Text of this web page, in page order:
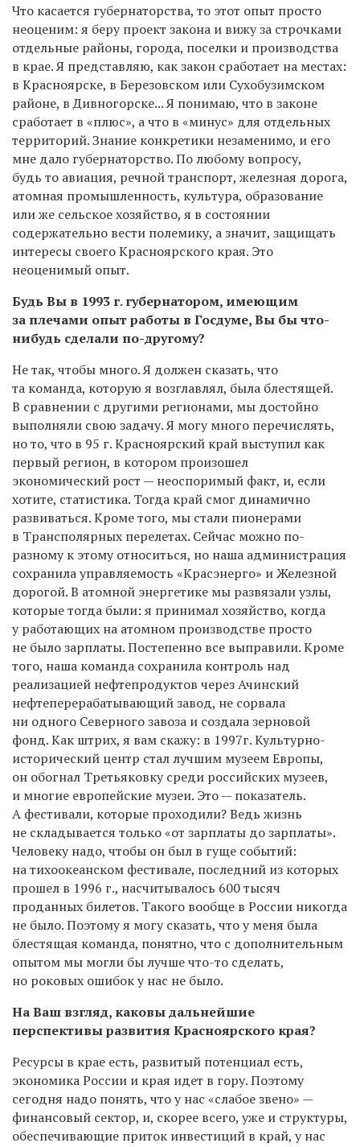
Что касается губернаторства, то этот опыт просто
неоценим: я беру проект закона и вижу за строчками
отдельные районы, города, поселки и производства
в крае. Я представляю, как закон сработает на местах:
в Красноярске, в Березовском или Сухобузимском
районе, в Дивногорске... Я понимаю, что в законе
сработает в «плюс», а что в «минус» для отдельных
территорий. Знание конкретики незаменимо, и его
мне дало губернаторство. По любому вопросу,
будь то авиация, речной транспорт, железная дорога,
атомная промышленность, культура, образование
или же сельское хозяйство, я в состоянии
содержательно вести полемику, а значит, защищать
интересы своего Красноярского края. Это
неоценимый опыт.
Будь Вы в 1993 г. губернатором, имеющим
за плечами опыт работы в Госдуме, Вы бы что-
нибудь сделали по-другому?
Не так, чтобы много. Я должен сказать, что
та команда, которую я возглавлял, была блестящей.
В сравнении с другими регионами, мы достойно
выполняли свою задачу. Я могу много перечислять,
но то, что в 95 г. Красноярский край выступил как
первый регион, в котором произошел
экономический рост — неоспоримый факт, и, если
хотите, статистика. Тогда край смог динамично
развиваться. Кроме того, мы стали пионерами
в Трансполярных перелетах. Сейчас можно по-
разному к этому относиться, но наша администрация
сохранила управляемость «Красэнерго» и Железной
дорогой. В атомной энергетике мы развязали узлы,
которые тогда были: я принимал хозяйство, когда
у работающих на атомном производстве просто
не было зарплаты. Постепенно все выправили. Кроме
того, наша команда сохранила контроль над
реализацией нефтепродуктов через Ачинский
нефтеперерабатывающий завод, не сорвала
ни одного Северного завоза и создала зерновой
фонд. Как штрих, я вам скажу: в 1997г. Культурно-
исторический центр стал лучшим музеем Европы,
он обогнал Третьяковку среди российских музеев,
и многие европейские музеи. Это — показатель.
А фестивали, которые проходили? Ведь жизнь
не складывается только «от зарплаты до зарплаты».
Человеку надо, чтобы он был в гуще событий:
на тихоокеанском фестивале, последний из которых
прошел в 1996 г., насчитывалось 600 тысяч
проданных билетов. Такого вообще в России никогда
не было. Поэтому я могу сказать, что у меня была
блестящая команда, понятно, что с дополнительным
опытом мы могли бы лучше что-то сделать,
но роковых ошибок у нас не было.
На Ваш взгляд, каковы дальнейшие
перспективы развития Красноярского края?
Ресурсы в крае есть, развитый потенциал есть,
экономика России и края идет в гору. Поэтому
сегодня надо понять, что у нас «слабое звено» —
финансовый сектор, и, скорее всего, уже и структуры,
обеспечивающие приток инвестиций в край, у нас